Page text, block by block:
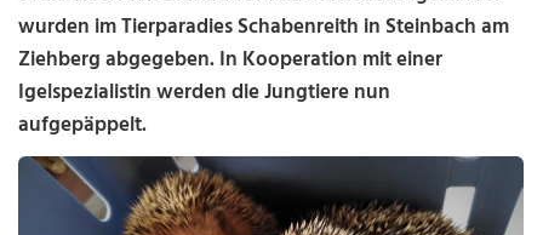
wurden im Tierparadies Schabenreith in Steinbach am
Ziehberg abgegeben. In Kooperation mit einer
Igelspezialistin werden die Jungtiere nun
aufgepäppelt.